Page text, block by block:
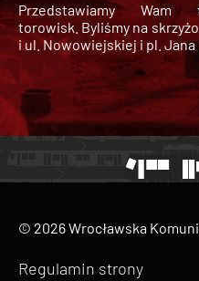
Przedstawiamy
torowisk. Byliśmy na
i ul. Nowowiejskiej i pl. Jana
© 2026 Wrocławska
Regulamin strony